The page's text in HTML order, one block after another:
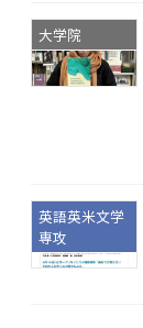
大学院
英語英米文学
専攻